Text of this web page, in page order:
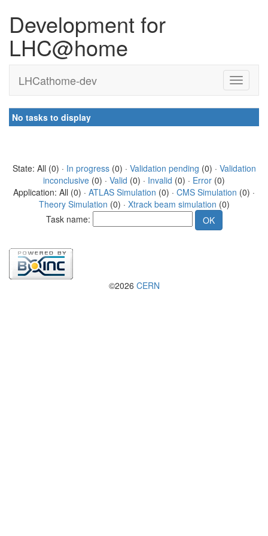
Development for
LHC@home
LHCathome-dev
No tasks to display
State: All (0) · In progress(0) · Validation pending (0) · Validation
inconclusive (0) · Valid (0) · Invalid (0) · Error (0)
Application: All (0) · ATLAS Simulation (0) · CMS Simulation (0) ·
Theory Simulation (0) · Xtrack beam simulation (0)
Task name:
©2026 CERN